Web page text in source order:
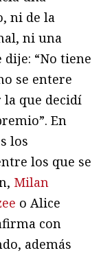
ni de la
ni una
“No tiene
se entere
la que decidí
En
los
los que se
Milan
o Alice
con
además